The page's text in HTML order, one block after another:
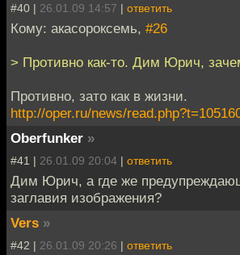
#40 | 26.01.09 14:57 | ответить
Кому: акасороксемь, #26
> Противно как-то. Дим Юрич,
Противно, зато как в жизни.
http://oper.ru/news/
Oberfunker »
#41 | 26.01.09 20:04 | ответить
Дим Юрич, а где же
заглавия изображения?
Vers »
#42 | 26.01.09 20:26 | ответить